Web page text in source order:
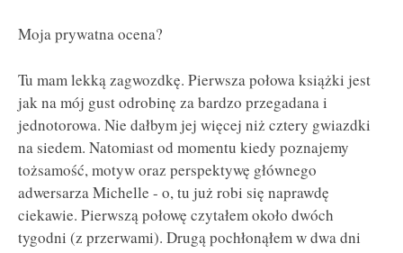
Moja prywatna ocena?
Tu mam lekką zagwozdkę. Pierwsza połowa książki jest
jak na mój gust odrobinę za bardzo przegadana i
jednotorowa. Nie dałbym jej więcej niż cztery gwiazdki
na siedem. Natomiast od momentu kiedy poznajemy
tożsamość, motyw oraz perspektywę głównego
adwersarza Michelle - o, tu już robi się naprawdę
ciekawie. Pierwszą połowę czytałem około dwóch
tygodni (z przerwami). Drugą pochłonąłem w dwa dni